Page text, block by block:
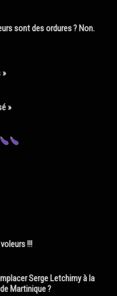
sont des ordures ? Non.
»
»
!!!
Serge Letchimy à la
Martinique ?